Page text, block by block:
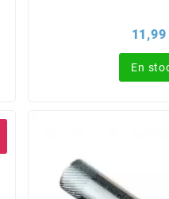
11,99
En